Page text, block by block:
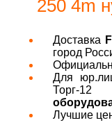
250 4m
Доставка
город
Для
Торг-
Лучшие